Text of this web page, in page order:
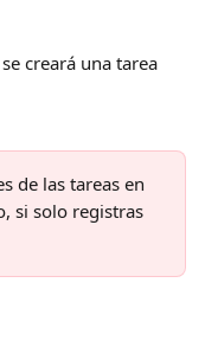
creará una tarea
de las tareas en
si solo registras